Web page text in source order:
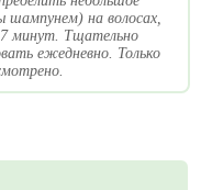
шампунем) на волосах,
минут. Тщательно
ежедневно. Только